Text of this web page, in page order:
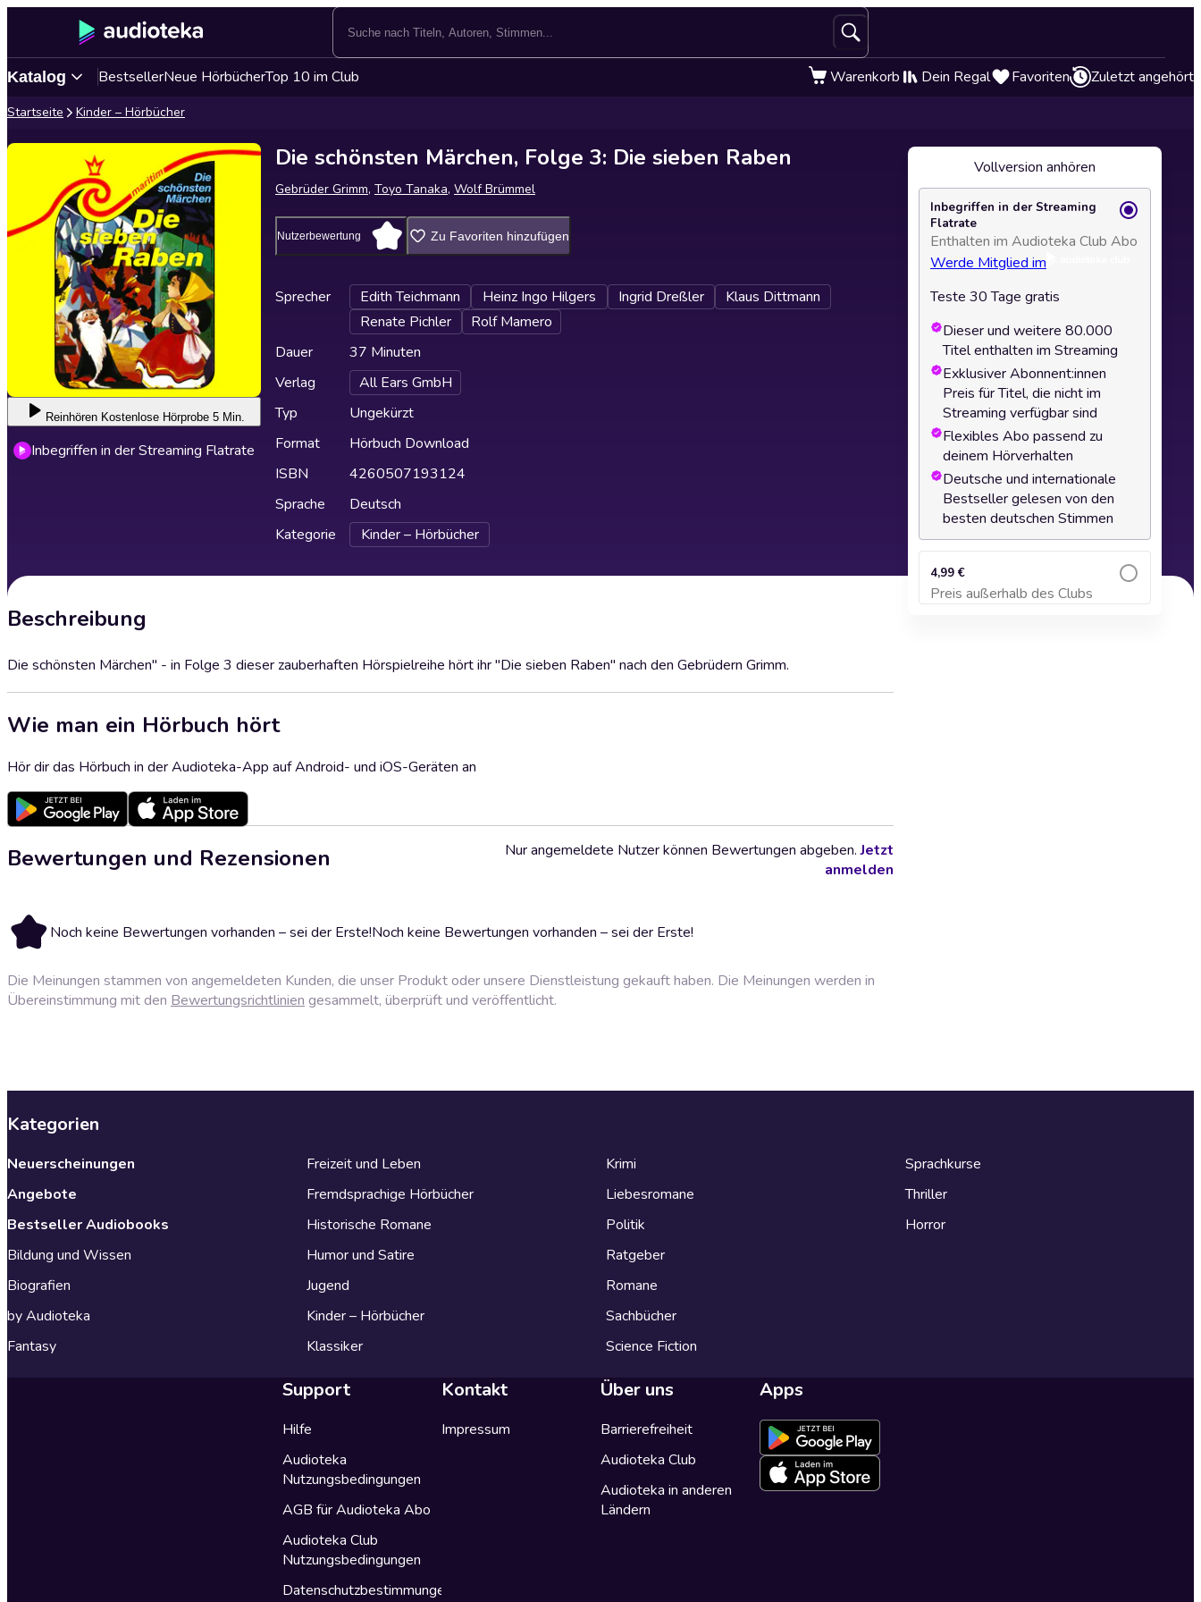
Katalog BestsellerNeue HörbücherTop 10 im Club Warenkorb Dein Regal Favoriten Zuletzt angehört
Startseite Kinder – Hörbücher
Reinhören Kostenlose Hörprobe 5 Min.
Inbegriffen in der Streaming Flatrate
Die schönsten Märchen, Folge 3: Die sieben Raben
Gebrüder Grimm, Toyo Tanaka, Wolf Brümmel
Nutzerbewertung Zu Favoriten hinzufügen
Sprecher Edith Teichmann Heinz Ingo Hilgers Ingrid Dreßler
Klaus Dittmann
Renate Pichler
Rolf Mamero
Dauer
37 Minuten
Verlag
All Ears GmbH
Typ
Ungekürzt
Format
Hörbuch Download
ISBN
4260507193124
Sprache
Deutsch
Kategorie
Kinder – Hörbücher
Beschreibung
Die schönsten Märchen" - in Folge 3 dieser zauberhaften Hörspielreihe hört ihr "Die sieben Raben" nach den Gebrüdern Grimm.
Wie man ein Hörbuch hört
Hör dir das Hörbuch in der Audioteka-App auf Android- und iOS-Geräten an
Bewertungen und Rezensionen
Noch keine Bewertungen vorhanden – sei der Erste!Noch keine Bewertungen vorhanden – sei der Erste!
Nur angemeldete Nutzer können Bewertungen abgeben.Jetzt
anmelden
Die Meinungen stammen von angemeldeten Kunden, die unser Produkt oder unsere Dienstleistung gekauft haben. Die Meinungen werden in
Übereinstimmung mit den Bewertungsrichtlinien gesammelt, überprüft und veröffentlicht.
Vollversion anhören
Inbegriffen in der Streaming
Flatrate
Enthalten im Audioteka Club Abo
Werde Mitglied im
Teste 30 Tage gratis
Dieser und weitere 80.000
Titel enthalten im Streaming
Exklusiver Abonnent:innen
Preis für Titel, die nicht im
Streaming verfügbar sind
Flexibles Abo passend zu
deinem Hörverhalten
Deutsche und internationale
Bestseller gelesen von den
besten deutschen Stimmen
4,99 €
Preis außerhalb des Clubs
Zum Warenkorb hinzufügen
Kategorien
Neuerscheinungen
Angebote
Bestseller Audiobooks
Bildung und Wissen
Biografien
by Audioteka
Fantasy
Freizeit und Leben
Fremdsprachige Hörbücher
Historische Romane
Humor und Satire
Jugend
Kinder – Hörbücher
Klassiker
Krimi
Liebesromane
Politik
Ratgeber
Romane
Sachbücher
Science Fiction
Sprachkurse
Thriller
Horror
Support
Hilfe
Audioteka
Nutzungsbedingungen
AGB für Audioteka Abo
Audioteka Club
Nutzungsbedingungen
Datenschutzbestimmungen
Kontakt
Impressum
Über uns
Barrierefreiheit
Audioteka Club
Audioteka in anderen
Ländern
Apps